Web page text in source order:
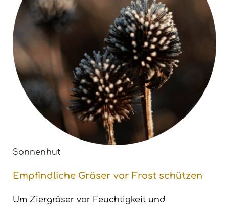
Sonnenhut
Empfindliche Gräser vor Frost schützen
Um Ziergräser vor Feuchtigkeit und